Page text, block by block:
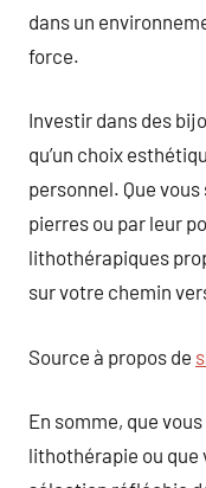
dans un
force.
Investir dans des
qu’un choix
personnel. Que
pierres ou par leur
lithothérapiques
sur votre chemin
Source à propos de
En somme, que
lithothérapie ou que